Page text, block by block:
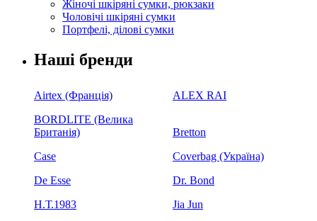
Жіночі шкіряні сумки, рюкзаки
Чоловічі шкіряні сумки
Портфелі, ділові сумки
Наші бренди
Airtex (Франція)
ALEX RAI
BORDLITE (Велика
Британія)
Bretton
Case
Coverbag (Україна)
De Esse
Dr. Bond
H.Т.1983
Jia Jun